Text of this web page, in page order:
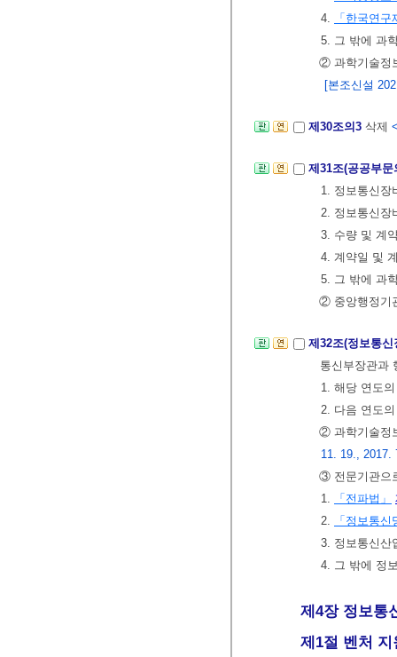
4.
「한국연
5. 그 밖에 과
② 과학기술정
[본조신설
제30조의3 삭제
제31조(공공부
1. 정보통신장
2. 정보통신장
3. 수량 및 계
4. 계약일 및
5. 그 밖에 과
② 중앙행정기
제32조(정보통
통신부장관과
1. 해당 연도
2. 다음 연도
② 과학기술정
11. 19., 2017.
③ 전문기관으
1.
「전파법」
2.
「정보통
3. 정보통신산
4. 그 밖에 정
제4장 정보통신
제1절 벤처 지